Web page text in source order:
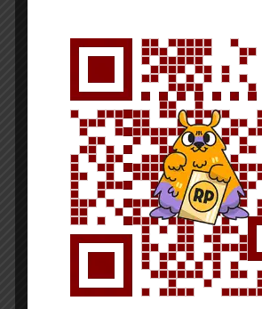
PEMA FEB Tetapkan 68
Anggota Baru
Redaksi 27 November 2018